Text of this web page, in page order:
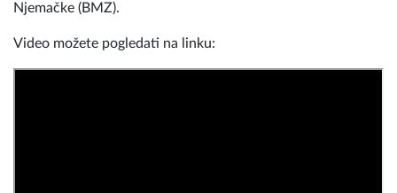
Njemačke (BMZ).
Video možete pogledati na linku: